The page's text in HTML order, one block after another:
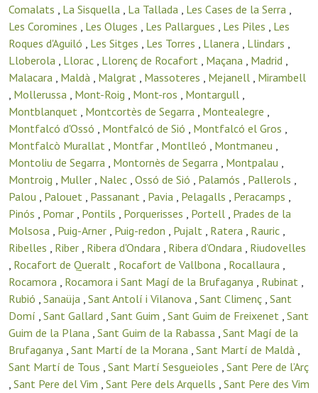
Comalats , La Sisquella , La Tallada , Les Cases de la Serra ,
Les Coromines , Les Oluges , Les Pallargues , Les Piles , Les
Roques d'Aguiló , Les Sitges , Les Torres , Llanera , Llindars ,
Lloberola , Llorac , Llorenç de Rocafort , Maçana , Madrid ,
Malacara , Maldà , Malgrat , Massoteres , Mejanell , Mirambell
, Mollerussa , Mont-Roig , Mont-ros , Montargull ,
Montblanquet , Montcortès de Segarra , Montealegre ,
Montfalcó d'Ossó , Montfalcó de Sió , Montfalcó el Gros ,
Montfalcò Murallat , Montfar , Montlleó , Montmaneu ,
Montoliu de Segarra , Montornès de Segarra , Montpalau ,
Montroig , Muller , Nalec , Ossó de Sió , Palamós , Pallerols ,
Palou , Palouet , Passanant , Pavia , Pelagalls , Peracamps ,
Pinós , Pomar , Pontils , Porquerisses , Portell , Prades de la
Molsosa , Puig-Arner , Puig-redon , Pujalt , Ratera , Rauric ,
Ribelles , Riber , Ribera d'Ondara , Ribera d’Ondara , Riudovelles
, Rocafort de Queralt , Rocafort de Vallbona , Rocallaura ,
Rocamora , Rocamora i Sant Magí de la Brufaganya , Rubinat ,
Rubió , Sanaüja , Sant Antolí i Vilanova , Sant Climenç , Sant
Domí , Sant Gallard , Sant Guim , Sant Guim de Freixenet , Sant
Guim de la Plana , Sant Guim de la Rabassa , Sant Magí de la
Brufaganya , Sant Martí de la Morana , Sant Martí de Maldà ,
Sant Martí de Tous , Sant Martí Sesgueioles , Sant Pere de l’Arç
, Sant Pere del Vim , Sant Pere dels Arquells , Sant Pere des Vim